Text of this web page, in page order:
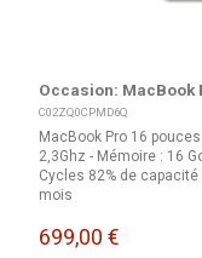
Occasion: MacBook
C02ZQ0CPMD6Q
MacBook Pro 16
2,3Ghz - Mémoire : 16
Cycles 82% de
mois
699,00 €